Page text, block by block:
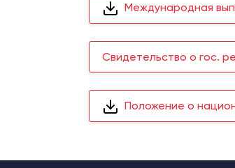
Международная
Свидетельство о гос.
Положение о